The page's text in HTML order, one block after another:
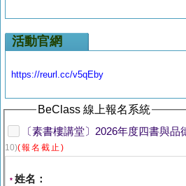
活動官網
https://reurl.cc/v5qEby
BeClass 線上報名系統
〔素書樓講堂〕2026年度四書與品
10)(報名截止)
* 姓名：